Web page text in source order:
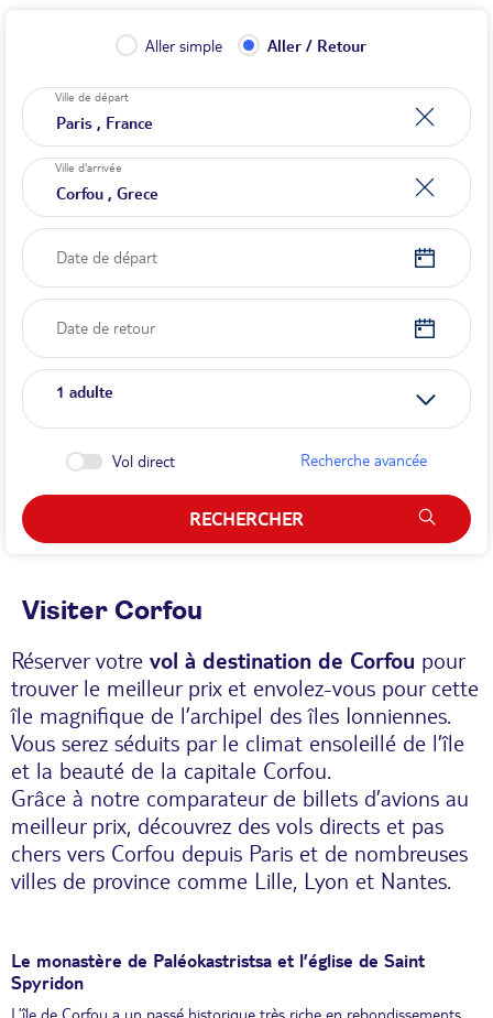
Aller simple Aller / Retour
Ville de départ
Ville d'arrivée
Date de départ
Date de retour
1 adulte
Vol direct Recherche avancée
RECHERCHER
Visiter Corfou
Réserver votre vol à destination de Corfou pour
trouver le meilleur prix et envolez-vous pour cette
île magnifique de l’archipel des îles Ionniennes.
Vous serez séduits par le climat ensoleillé de l’île
et la beauté de la capitale Corfou.
Grâce à notre comparateur de billets d’avions au
meilleur prix, découvrez des vols directs et pas
chers vers Corfou depuis Paris et de nombreuses
villes de province comme Lille, Lyon et Nantes.
Le monastère de Paléokastristsa et l’église de Saint
Spyridon